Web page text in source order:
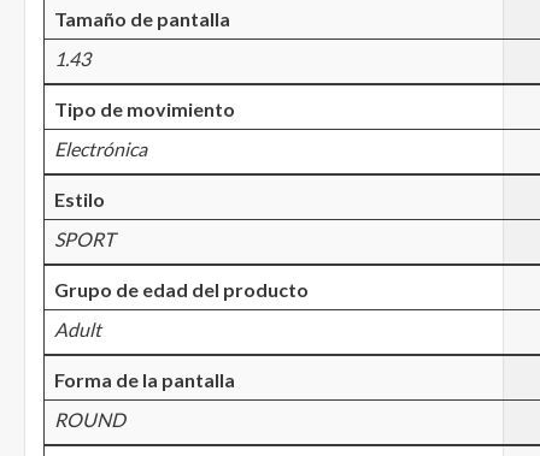
Tamaño de pantalla
1.43
Tipo de movimiento
Electrónica
Estilo
SPORT
Grupo de edad del producto
Adult
Forma de la pantalla
ROUND